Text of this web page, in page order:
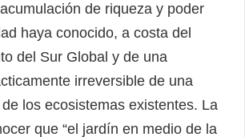
de riqueza y poder
haya conocido, a costa del
del Sur Global y de una
irreversible de una
los ecosistemas existentes. La
que “el jardín en medio de la